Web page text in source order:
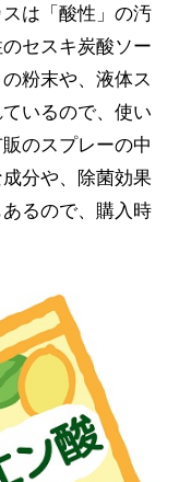
は「酸性」の汚
セスキ炭酸ソー
粉末や、液体ス
いるので、使い
のスプレーの中
分や、除菌効果
るので、購入時